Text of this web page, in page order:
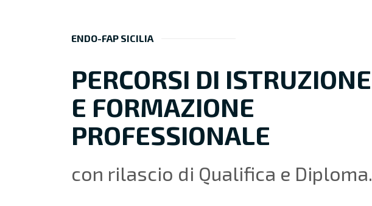
ENDO-FAP SICILIA
PERCORSI DI ISTRUZIONE
E FORMAZIONE
PROFESSIONALE
con rilascio di Qualifica e Diploma.